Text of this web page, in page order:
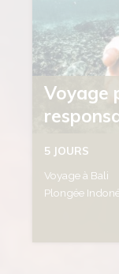
Voyage
5 JOURS
Voyage à Bali
Plongée